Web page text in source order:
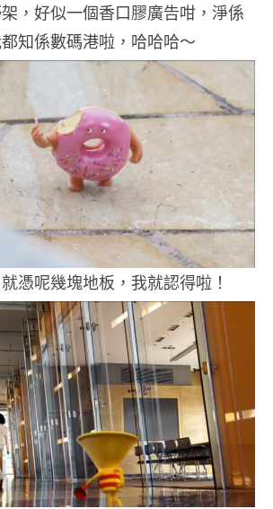
，好似一個香口膠廣告咁，淨係
知係數碼港啦，哈哈哈～
憑呢幾塊地板，我就認得啦！